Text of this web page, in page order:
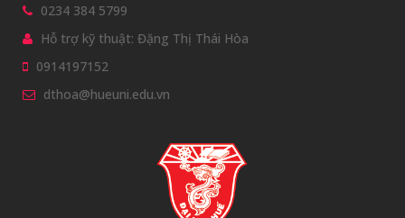
0234 384 5799
Hỗ trợ kỹ thuật: Đặng Thị Thái Hòa
0914197152
dthoa@hueuni.edu.vn